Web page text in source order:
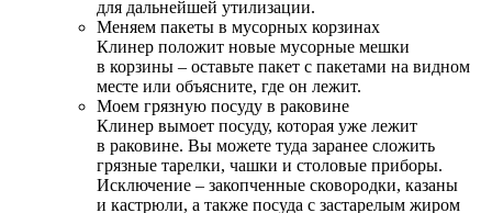
для дальнейшей утилизации.
Меняем пакеты в мусорных корзинах
Клинер положит новые мусорные мешки
в корзины – оставьте пакет с пакетами на видном
месте или объясните, где он лежит.
Моем грязную посуду в раковине
Клинер вымоет посуду, которая уже лежит
в раковине. Вы можете туда заранее сложить
грязные тарелки, чашки и столовые приборы.
Исключение – закопченные сковородки, казаны
и кастрюли, а также посуда с застарелым жиром